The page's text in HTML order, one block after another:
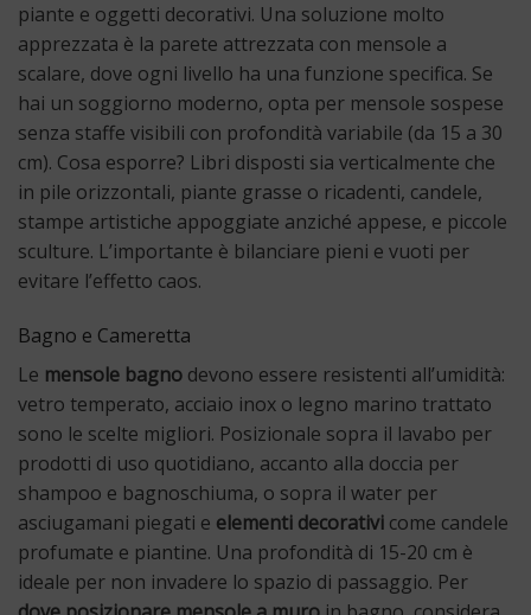
piante e oggetti decorativi. Una soluzione molto
apprezzata è la parete attrezzata con mensole a
scalare, dove ogni livello ha una funzione specifica. Se
hai un soggiorno moderno, opta per mensole sospese
senza staffe visibili con profondità variabile (da 15 a 30
cm). Cosa esporre? Libri disposti sia verticalmente che
in pile orizzontali, piante grasse o ricadenti, candele,
stampe artistiche appoggiate anziché appese, e piccole
sculture. L’importante è bilanciare pieni e vuoti per
evitare l’effetto caos.
Bagno e Cameretta
Le mensole bagno devono essere resistenti all’umidità:
vetro temperato, acciaio inox o legno marino trattato
sono le scelte migliori. Posizionale sopra il lavabo per
prodotti di uso quotidiano, accanto alla doccia per
shampoo e bagnoschiuma, o sopra il water per
asciugamani piegati e elementi decorativi come candele
profumate e piantine. Una profondità di 15-20 cm è
ideale per non invadere lo spazio di passaggio. Per